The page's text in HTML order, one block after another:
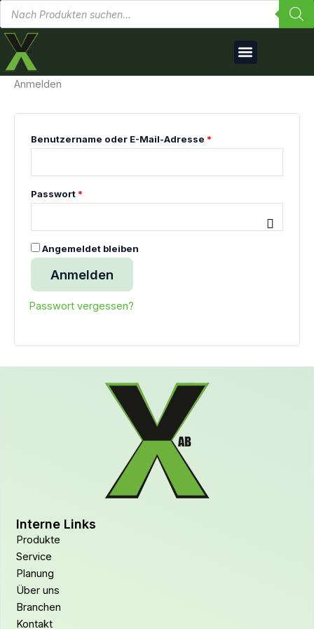
Zum
Inhalt
springen
Anmelden
Benutzername oder E-Mail-Adresse *
Passwort *
Erforderlich
Angemeldet bleiben
Anmelden
Passwort vergessen?
Interne Links
Produkte
Service
Planung
Über uns
Branchen
Kontakt